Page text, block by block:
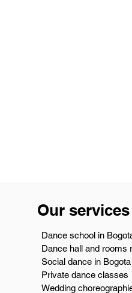
Our services
Dance school in
Dance hall and rooms
Social dance in Bogota
Private dance classes
Wedding